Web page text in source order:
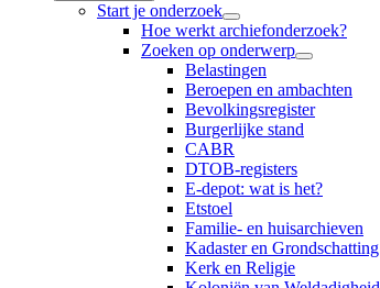
Start je onderzoek
Hoe werkt archiefonderzoek?
Zoeken op onderwerp
Belastingen
Beroepen en ambachten
Bevolkingsregister
Burgerlijke stand
CABR
DTOB-registers
E-depot: wat is het?
Etstoel
Familie- en huisarchieven
Kadaster en Grondschatting
Kerk en Religie